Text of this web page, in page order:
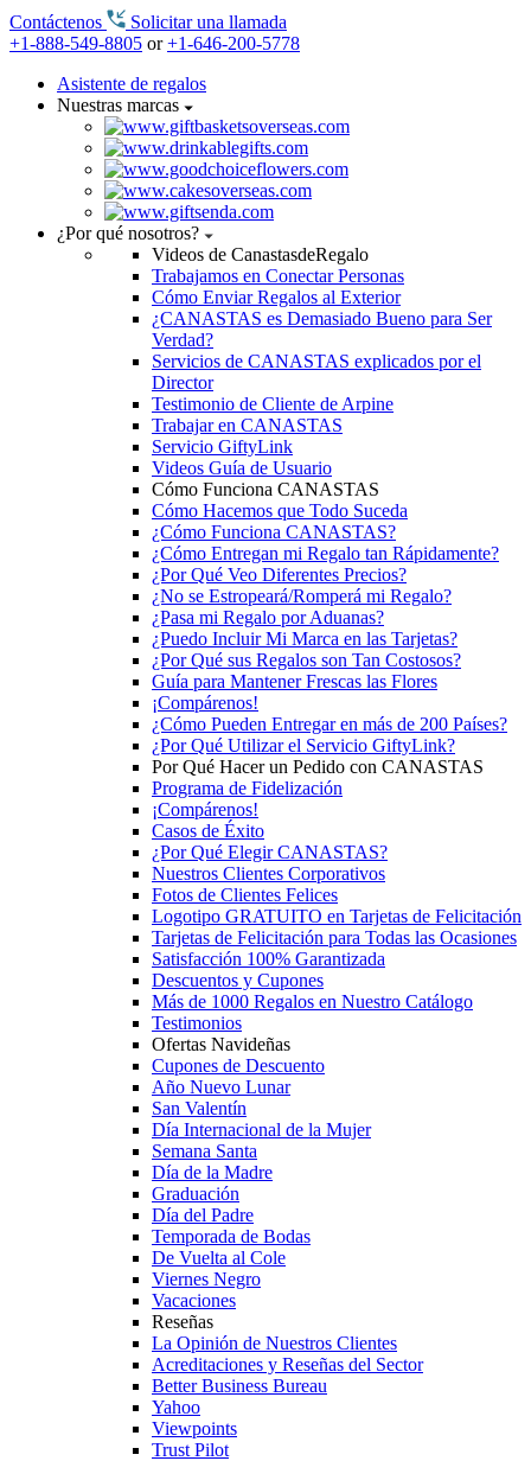
Contáctenos
Solicitar una llamada
+1-888-549-8805 or+1-646-200-5778
Asistente de regalos
Nuestras marcas
¿Por qué nosotros?
Videos de CanastasdeRegalo
Trabajamos en Conectar Personas
Cómo Enviar Regalos al Exterior
¿CANASTAS es Demasiado Bueno para Ser
Verdad?
Servicios de CANASTAS explicados por el
Director
Testimonio de Cliente de Arpine
Trabajar en CANASTAS
Servicio GiftyLink
Videos Guía de Usuario
Cómo Funciona CANASTAS
Cómo Hacemos que Todo Suceda
¿Cómo Funciona CANASTAS?
¿Cómo Entregan mi Regalo tan Rápidamente?
¿Por Qué Veo Diferentes Precios?
¿No se Estropeará/Romperá mi Regalo?
¿Pasa mi Regalo por Aduanas?
¿Puedo Incluir Mi Marca en las Tarjetas?
¿Por Qué sus Regalos son Tan Costosos?
Guía para Mantener Frescas las Flores
¡Compárenos!
¿Cómo Pueden Entregar en más de 200 Países?
¿Por Qué Utilizar el Servicio GiftyLink?
Por Qué Hacer un Pedido con CANASTAS
Programa de Fidelización
¡Compárenos!
Casos de Éxito
¿Por Qué Elegir CANASTAS?
Nuestros Clientes Corporativos
Fotos de Clientes Felices
Logotipo GRATUITO en Tarjetas de Felicitación
Tarjetas de Felicitación para Todas las Ocasiones
Satisfacción 100% Garantizada
Descuentos y Cupones
Más de 1000 Regalos en Nuestro Catálogo
Testimonios
Ofertas Navideñas
Cupones de Descuento
Año Nuevo Lunar
San Valentín
Día Internacional de la Mujer
Semana Santa
Día de la Madre
Graduación
Día del Padre
Temporada de Bodas
De Vuelta al Cole
Viernes Negro
Vacaciones
Reseñas
La Opinión de Nuestros Clientes
Acreditaciones y Reseñas del Sector
Better Business Bureau
Yahoo
Viewpoints
Trust Pilot